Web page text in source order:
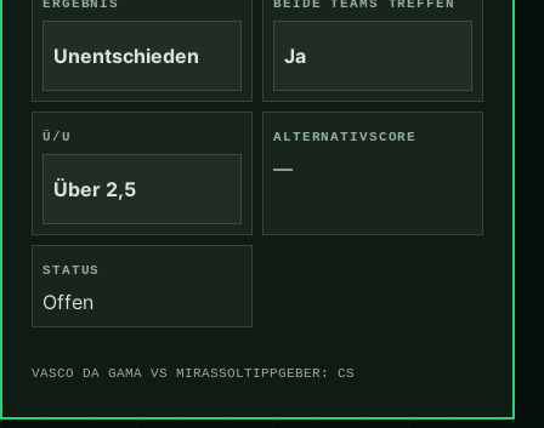
ERGEBNIS
Unentschieden
BEIDE TEAMS TREFFEN
Ja
Ü/U
Über 2,5
ALTERNATIVSCORE
—
STATUS
Offen
VASCO DA GAMA VS MIRASSOLTIPPGEBER: CS